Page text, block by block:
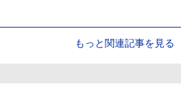
もっと関連記事を見る